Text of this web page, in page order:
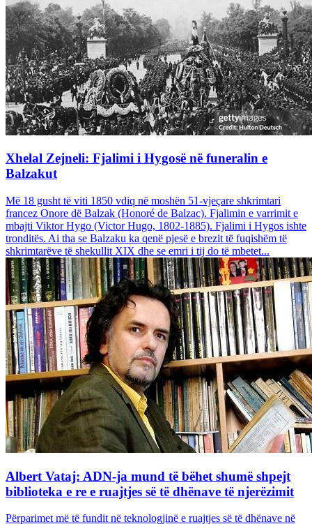
Xhelal Zejneli: Fjalimi i Hygosë në funeralin e
Balzakut
Më 18 gusht të viti 1850 vdiq në moshën 51-vjeçare shkrimtari
francez Onore dë Balzak (Honoré de Balzac). Fjalimin e varrimit e
mbajti Viktor Hygo (Victor Hugo, 1802-1885). Fjalimi i Hygos ishte
tronditës. Ai tha se Balzaku ka qenë pjesë e brezit të fuqishëm të
shkrimtarëve të shekullit XIX dhe se emri i tij do të mbetet...
Albert Vataj: ADN-ja mund të bëhet shumë shpejt
biblioteka e re e ruajtjes së të dhënave të njerëzimit
Përparimet më të fundit në teknologjinë e ruajtjes së të dhënave në